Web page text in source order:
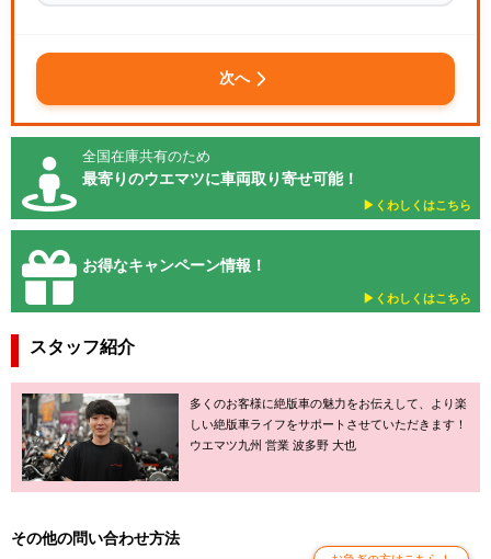
次へ
全国在庫共有のため
最寄りのウエマツに車両取り寄せ可能！
▶︎くわしくはこちら
お得なキャンペーン情報！
▶︎くわしくはこちら
スタッフ紹介
多くのお客様に絶版車の魅力をお伝えして、より楽
しい絶版車ライフをサポートさせていただきます！
ウエマツ九州 営業 波多野 大也
その他の問い合わせ方法